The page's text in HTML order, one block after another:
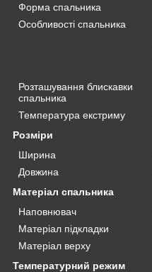
Форма спальника
Особливості спальника
Розташування блискавки
спальника
Температура екстриму
Розміри
Ширина
Довжина
Матеріал спальника
Наповнювач
Матеріал підкладки
Матеріал верху
Температурний режим